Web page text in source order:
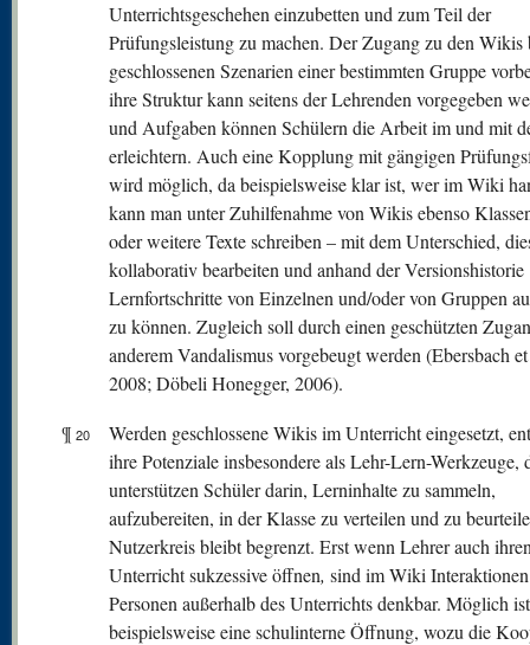
Unterrichtsgeschehen einzubetten und zum Teil der
Prüfungsleistung zu machen. Der Zugang zu den Wikis
geschlossenen Szenarien einer bestimmten Gruppe
ihre Struktur kann seitens der Lehrenden vorgegeben
und Aufgaben können Schülern die Arbeit im und mit
erleichtern. Auch eine Kopplung mit gängigen
wird möglich, da beispielsweise klar ist, wer im Wiki
kann man unter Zuhilfenahme von Wikis ebenso
oder weitere Texte schreiben – mit dem Unterschied,
kollaborativ bearbeiten und anhand der Versionshistorie
Lernfortschritte von Einzelnen und/oder von Gruppen
zu können. Zugleich soll durch einen geschützten
anderem Vandalismus vorgebeugt werden (Ebersbach
2008; Döbeli Honegger, 2006).
¶ 20
Werden geschlossene Wikis im Unterricht eingesetzt,
ihre Potenziale insbesondere als Lehr-Lern-Werkzeuge,
unterstützen Schüler darin, Lerninhalte zu sammeln,
aufzubereiten, in der Klasse zu verteilen und zu
Nutzerkreis bleibt begrenzt. Erst wenn Lehrer auch
Unterricht sukzessive öffnen, sind im Wiki
Personen außerhalb des Unterrichts denkbar. Möglich ist
beispielsweise eine schulinterne Öffnung, wozu die